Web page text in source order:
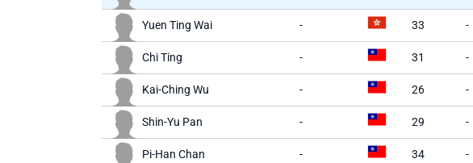
Yuen Ting Wai - 33 -
Chi Ting - 31 -
Kai-Ching Wu - 26 -
Shin-Yu Pan - 29 -
Pi-Han Chan - 34 -